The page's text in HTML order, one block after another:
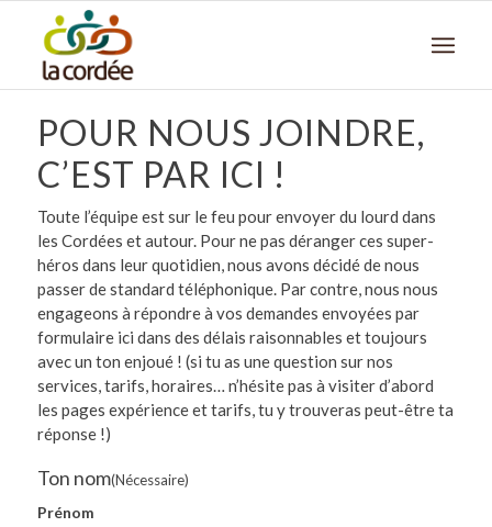
POUR NOUS JOINDRE,
C’EST PAR ICI !
Toute l’équipe est sur le feu pour envoyer du lourd dans
les Cordées et autour. Pour ne pas déranger ces super-
héros dans leur quotidien, nous avons décidé de nous
passer de standard téléphonique. Par contre, nous nous
engageons à répondre à vos demandes envoyées par
formulaire ici dans des délais raisonnables et toujours
avec un ton enjoué ! (si tu as une question sur nos
services, tarifs, horaires… n’hésite pas à visiter d’abord
les pages expérience et tarifs, tu y trouveras peut-être ta
réponse !)
Ton nom(Nécessaire)
Prénom